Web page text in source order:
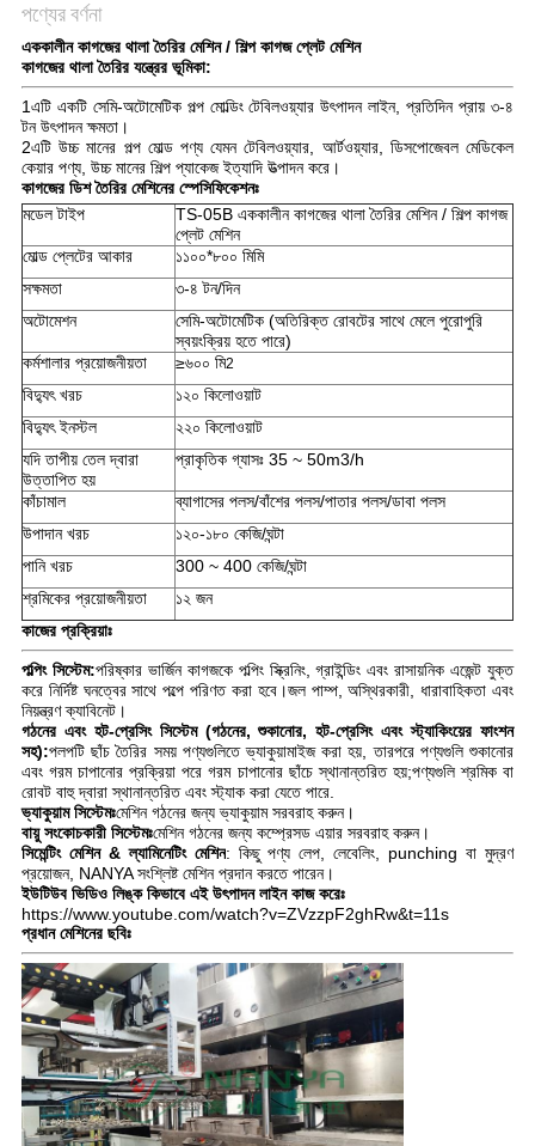
পণ্যের বর্ণনা
এককালীন কাগজের থালা তৈরির মেশিন / শিল্প কাগজ প্লেট মেশিন
কাগজের থালা তৈরির যন্ত্রের ভূমিকা:
1এটি একটি সেমি-অটোমেটিক পল্প মোল্ডিং টেবিলওয়্যার উৎপাদন লাইন, প্রতিদিন প্রায় ৩-৪
টন উৎপাদন ক্ষমতা।
2এটি উচ্চ মানের পল্প মোল্ড পণ্য যেমন টেবিলওয়্যার, আর্টওয়্যার, ডিসপোজেবল মেডিকেল
কেয়ার পণ্য, উচ্চ মানের শিল্প প্যাকেজ ইত্যাদি উত্পাদন করে।
কাগজের ডিশ তৈরির মেশিনের স্পেসিফিকেশনঃ
মডেল টাইপ
TS-05B এককালীন কাগজের থালা তৈরির মেশিন / শিল্প কাগজ
প্লেট মেশিন
মোল্ড প্লেটের আকার
১১০০*৮০০ মিমি
সক্ষমতা
৩-৪ টন/দিন
অটোমেশন
সেমি-অটোমেটিক (অতিরিক্ত রোবটের সাথে মেলে পুরোপুরি
স্বয়ংক্রিয় হতে পারে)
কর্মশালার প্রয়োজনীয়তা
≥৬০০ মি2
বিদ্যুৎ খরচ
১২০ কিলোওয়াট
বিদ্যুৎ ইনস্টল
২২০ কিলোওয়াট
যদি তাপীয় তেল দ্বারা
উত্তাপিত হয়
প্রাকৃতিক গ্যাসঃ 35 ~ 50m3/h
কাঁচামাল
ব্যাগাসের পলস/বাঁশের পলস/পাতার পলস/ডাবা পলস
উপাদান খরচ
১২০-১৮০ কেজি/ঘন্টা
পানি খরচ
300 ~ 400 কেজি/ঘন্টা
শ্রমিকের প্রয়োজনীয়তা
১২ জন
কাজের প্রক্রিয়াঃ
পল্পিং সিস্টেম:পরিষ্কার ভার্জিন কাগজকে পল্পিং স্ক্রিনিং, গ্রাইন্ডিং এবং রাসায়নিক এজেন্ট যুক্ত
করে নির্দিষ্ট ঘনত্বের সাথে পল্পে পরিণত করা হবে।জল পাম্প, অস্থিরকারী, ধারাবাহিকতা এবং
নিয়ন্ত্রণ ক্যাবিনেট।
গঠনের এবং হট-প্রেসিং সিস্টেম (গঠনের, শুকানোর, হট-প্রেসিং এবং স্ট্যাকিংয়ের ফাংশন
সহ):পলপটি ছাঁচ তৈরির সময় পণ্যগুলিতে ভ্যাকুয়ামাইজ করা হয়, তারপরে পণ্যগুলি শুকানোর
এবং গরম চাপানোর প্রক্রিয়া পরে গরম চাপানোর ছাঁচে স্থানান্তরিত হয়;পণ্যগুলি শ্রমিক বা
রোবট বাহু দ্বারা স্থানান্তরিত এবং স্ট্যাক করা যেতে পারে.
ভ্যাকুয়াম সিস্টেমঃমেশিন গঠনের জন্য ভ্যাকুয়াম সরবরাহ করুন।
বায়ু সংকোচকারী সিস্টেমঃমেশিন গঠনের জন্য কম্প্রেসড এয়ার সরবরাহ করুন।
সিমেন্টিং মেশিন & ল্যামিনেটিং মেশিন: কিছু পণ্য লেপ, লেবেলিং, punching বা মুদ্রণ
প্রয়োজন, NANYA সংশ্লিষ্ট মেশিন প্রদান করতে পারেন।
ইউটিউব ভিডিও লিঙ্ক কিভাবে এই উৎপাদন লাইন কাজ করেঃ
https://www.youtube.com/watch?v=ZVzzpF2ghRw&t=11s
প্রধান মেশিনের ছবিঃ